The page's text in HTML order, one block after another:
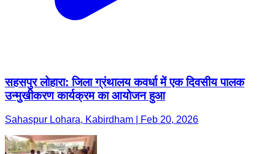
सहसपुर लोहारा: जिला ग्रंथालय कवर्धा में एक दिवसीय पालक
उन्मुखीकरण कार्यक्रम का आयोजन हुआ
Sahaspur Lohara, Kabirdham | Feb 20, 2026